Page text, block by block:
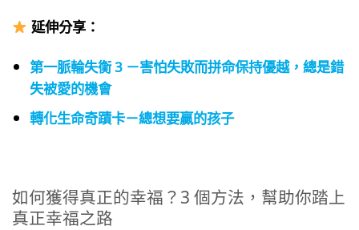
延伸分享：
第一脈輪失衡 3 －害怕失敗而拼命保持優越，總是錯
失被愛的機會
轉化生命奇蹟卡－總想要贏的孩子
如何獲得真正的幸福？3 個方法，幫助你踏上
真正幸福之路